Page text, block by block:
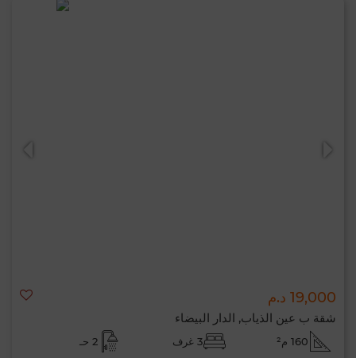
19,000 د.م
شقة ب عين الذياب, الدار البيضاء
160 م² 3 غرف 2 حـ